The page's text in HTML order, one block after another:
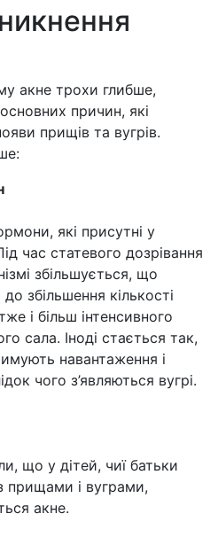
акне трохи глибше,
причин, які
прищів та вугрів.
які присутні у
час статевого дозрівання
збільшується, що
збільшення кількості
і більш інтенсивного
сала. Іноді стається так,
навантаження і
чого з’являються вугрі.
що у дітей, чиї батьки
прищами і вуграми,
акне.